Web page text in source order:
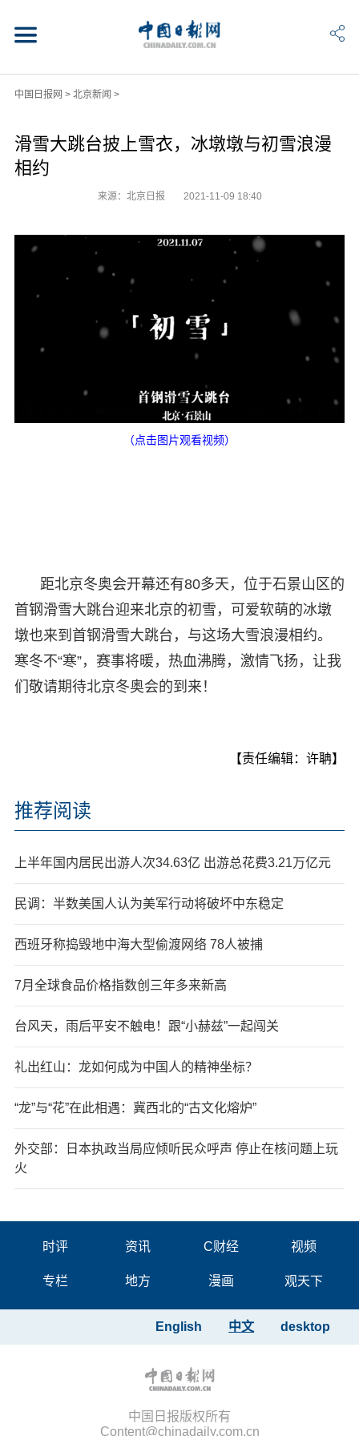
中国日报网 > 北京新闻 >
滑雪大跳台披上雪衣，冰墩墩与初雪浪漫
相约
来源：北京日报 2021-11-09 18:40
（点击图片观看视频）
距北京冬奥会开幕还有80多天，位于石景山区的
首钢滑雪大跳台迎来北京的初雪，可爱软萌的冰墩
墩也来到首钢滑雪大跳台，与这场大雪浪漫相约。
寒冬不“寒”，赛事将暖，热血沸腾，激情飞扬，让我
们敬请期待北京冬奥会的到来！
【责任编辑：许聃】
推荐阅读
上半年国内居民出游人次34.63亿 出游总花费3.21万亿元
民调：半数美国人认为美军行动将破坏中东稳定
西班牙称捣毁地中海大型偷渡网络 78人被捕
7月全球食品价格指数创三年多来新高
台风天，雨后平安不触电！跟“小赫兹”一起闯关
礼出红山：龙如何成为中国人的精神坐标？
“龙”与“花”在此相遇：冀西北的“古文化熔炉”
外交部：日本执政当局应倾听民众呼声 停止在核问题上玩
火
时评 资讯 C财经 视频
专栏 地方 漫画 观天下
desktop
中文
English
中国日报版权所有
Content@chinadaily.com.cn